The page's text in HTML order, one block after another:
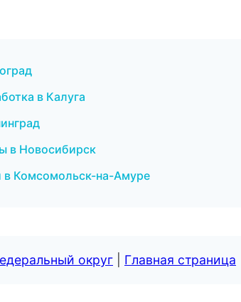
в Калуга
в Новосибирск
Комсомольск-на-Амуре
округ Главная страница